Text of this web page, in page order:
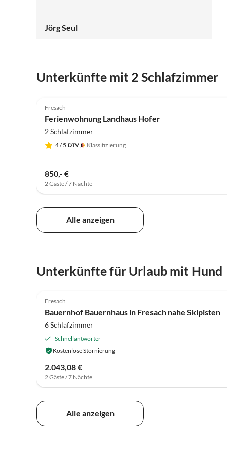
Jörg Seul
Unterkünfte mit 2 Schlafzimmer
Fresach
Ferienwohnung Landhaus Hofer
2 Schlafzimmer
4/ 5 Klassifizierung
850,- €
2 Gäste / 7 Nächte
Alle anzeigen
Unterkünfte für Urlaub mit Hund
Fresach
Bauernhof Bauernhaus in Fresach nahe Skipisten
6 Schlafzimmer
Schnellantworter
Kostenlose Stornierung
2.043,08 €
2 Gäste / 7 Nächte
Alle anzeigen